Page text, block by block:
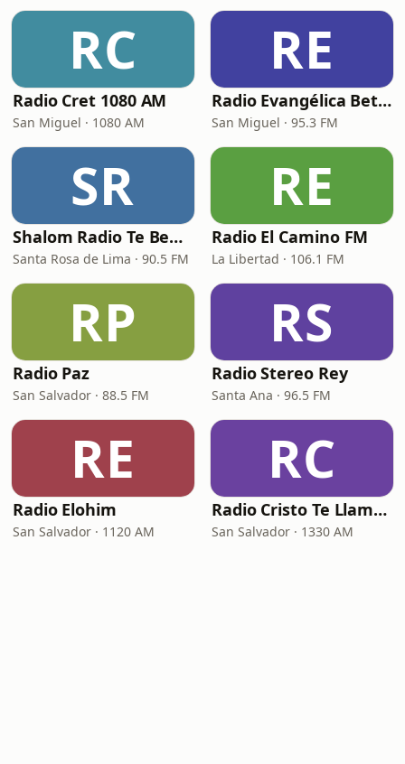
RC
Radio Cret 1080 AM
San Miguel · 1080 AM
RE
Radio Evangélica Betel
San Miguel · 95.3 FM
SR
Shalom Radio Te Bendice
Santa Rosa de Lima · 90.5 FM
RE
Radio El Camino FM
La Libertad · 106.1 FM
RP
Radio Paz
San Salvador · 88.5 FM
RS
Radio Stereo Rey
Santa Ana · 96.5 FM
RE
Radio Elohim
San Salvador · 1120 AM
RC
Radio Cristo Te Llama Central
San Salvador · 1330 AM